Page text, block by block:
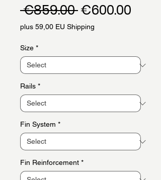
€859.00 Regular
Price
€600.00
plus 59,00 EU Shipping
Size *
Rails *
Fin System *
Fin Reinforcement *